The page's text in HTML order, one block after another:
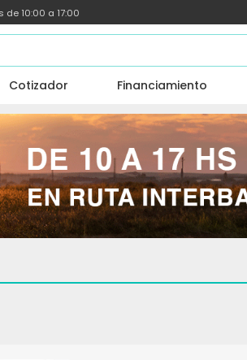
Cotizador Financiamiento
de 10:00 a 17:00